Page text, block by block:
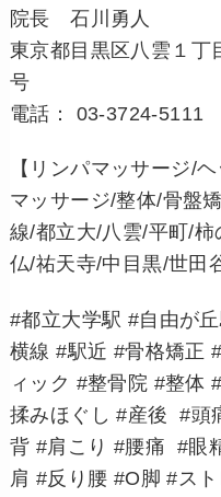
院長 石川勇人
東京都目黒区八雲１丁
号
電話： 03-3724-5111
【リンパマッサージ/
マッサージ/整体/骨盤
線/都立大/八雲/平町/
仏/祐天寺/中目黒/世田
#都立大学駅 #自由が
横線 #駅近 #骨格矯正
ィック #整骨院 #整体
揉みほぐし #産後 #頭
背 #肩こり #腰痛 #眼
肩 #反り腰 #O脚 #ス